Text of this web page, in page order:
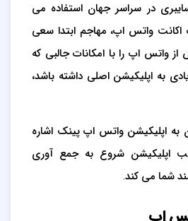
در سراسر جهان استفاده می
واتس اپ، مهاجم ابتدا سعی
واتس اپ را با امکانات جالبی که
به اپلیکیشن اصلی داشته باشد،
به اپلیکیشن واتس اپ پینک اشاره
اپلیکیشن شروع به جمع آوری
شما می کند.